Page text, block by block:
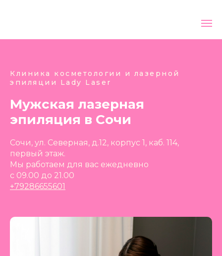
Клиника косметологии и лазерной
эпиляции Lady Laser
Мужская лазерная
эпиляция в Сочи
Сочи, ул. Северная, д.12, корпус 1, каб. 114,
первый этаж.
Мы работаем для вас ежедневно
с 09.00 до 21.00
+79286655601